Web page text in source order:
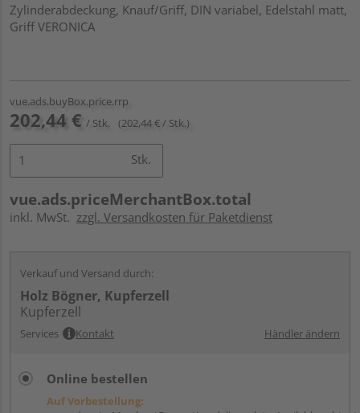
Zylinderabdeckung, Knauf/Griff, DIN variabel, Edelstahl matt,
Griff VERONICA
vue.ads.buyBox.price.rrp
202,44 € / Stk. (202,44 € / Stk.)
Stk.
vue.ads.priceMerchantBox.total
inkl. MwSt. zzgl. Versandkosten für Paketdienst
Verkauf und Versand durch:
Holz Bögner, Kupferzell
Kupferzell
Services Kontakt Händler ändern
Online bestellen
Auf Vorbestellung: